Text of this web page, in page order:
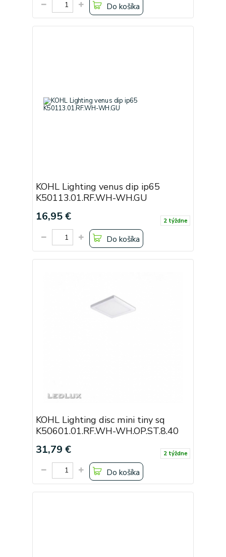
Do košíka
KOHL Lighting venus dip ip65
K50113.01.RF.WH-WH.GU
16,95 € 2 týždne
Do košíka
KOHL Lighting disc mini tiny sq
K50601.01.RF.WH-WH.OP.ST.8.40
31,79 € 2 týždne
Do košíka